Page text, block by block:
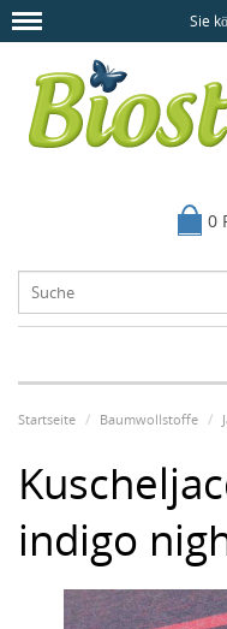
Sie
0
Startseite Baumwollstoffe
indigo